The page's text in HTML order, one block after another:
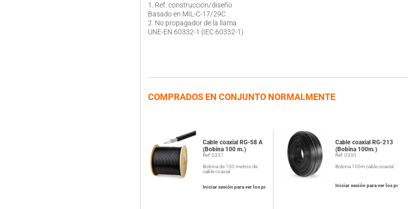
1. Ref. construcción/diseño
Basado en MIL-C-17/29C
2. No propagador de la llama
UNE-EN 60332-1 (IEC 60332-1)
COMPRADOS EN CONJUNTO NORMALMENTE
Cable coaxial RG-58 A
(Bobina 100 m.)
Ref: 0331
Bobina de 100 metros de
cable coaxial
Iniciar sesión para ver los precios
Cable coaxial RG-213
(Bobina 100m.)
Ref: 0330
Bobina 100m cable coaxial
Iniciar sesión para ver los precios